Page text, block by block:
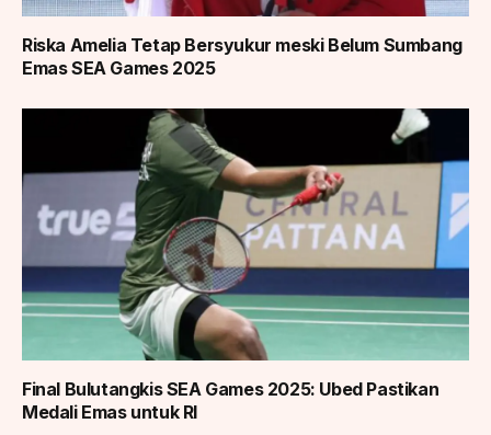
Riska Amelia Tetap Bersyukur meski Belum Sumbang
Emas SEA Games 2025
Final Bulutangkis SEA Games 2025: Ubed Pastikan
Medali Emas untuk RI